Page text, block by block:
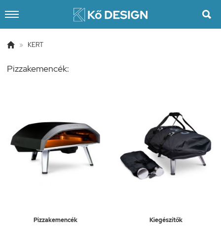

 » KERT
Pizzakemencék:
Pizzakemencék Kiegészítők